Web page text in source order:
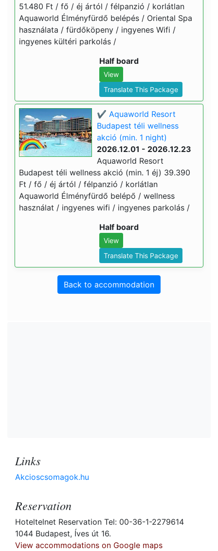
51.480 Ft / fő / éj ártól / félpanzió / korlátlan
Aquaworld Élményfürdő belépés / Oriental Spa
használata / fürdőköpeny / ingyenes Wifi /
ingyenes kültéri parkolás /
Half board
View
Translate This Package
✔️ Aquaworld Resort
Budapest téli wellness
akció (min. 1 night)
2026.12.01 - 2026.12.23
Aquaworld Resort
Budapest téli wellness akció (min. 1 éj) 39.390
Ft / fő / éj ártól / félpanzió / korlátlan
Aquaworld Élményfürdő belépő / wellness
használat / ingyenes wifi / ingyenes parkolás /
Half board
View
Translate This Package
Back to accommodation
Links
Akcioscsomagok.hu
Reservation
Hoteltelnet Reservation Tel: 00-36-1-2279614
1044 Budapest, Íves út 16.
View accommodations on Google maps